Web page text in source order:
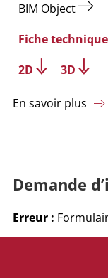
BIM Object
Fiche technique
2D
3D
En savoir plus
Demande
Erreur :